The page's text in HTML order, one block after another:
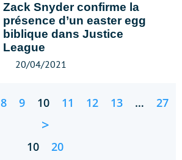
Zack Snyder confirme la
présence d’un easter egg
biblique dans Justice
League
20/04/2021
8 9 10 11 12 13 … 27
>
10 20